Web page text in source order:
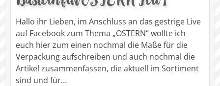
Hallo ihr Lieben, im Anschluss an das gestrige Live
auf Facebook zum Thema „OSTERN“ wollte ich
euch hier zum einen nochmal die Maße für die
Verpackung aufschreiben und auch nochmal die
Artikel zusammenfassen, die aktuell im Sortiment
sind und für…